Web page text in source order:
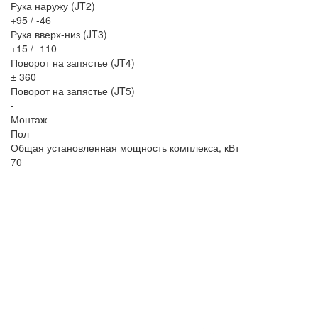
Рука наружу (JT2)
+95 / -46
Рука вверх-низ (JT3)
+15 / -110
Поворот на запястье (JT4)
± 360
Поворот на запястье (JT5)
-
Монтаж
Пол
Общая установленная мощность комплекса, кВт
70